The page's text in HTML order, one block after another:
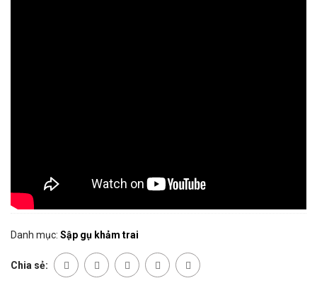
Danh mục: Sập gụ khảm trai
Chia sẻ: